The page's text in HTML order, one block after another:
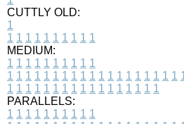
CUTTLY OLD:
1
1 1 1 1 1 1 1 1 1 1
MEDIUM:
1 1 1 1 1 1 1 1 1 1
1 1 1 1 1 1 1 1 1 1 1 1 1 1 1 1 1 1 1
1 1 1 1 1 1 1 1 1 1 1 1 1 1 1 1 1
PARALLELS:
1 1 1 1 1 1 1 1 1 1